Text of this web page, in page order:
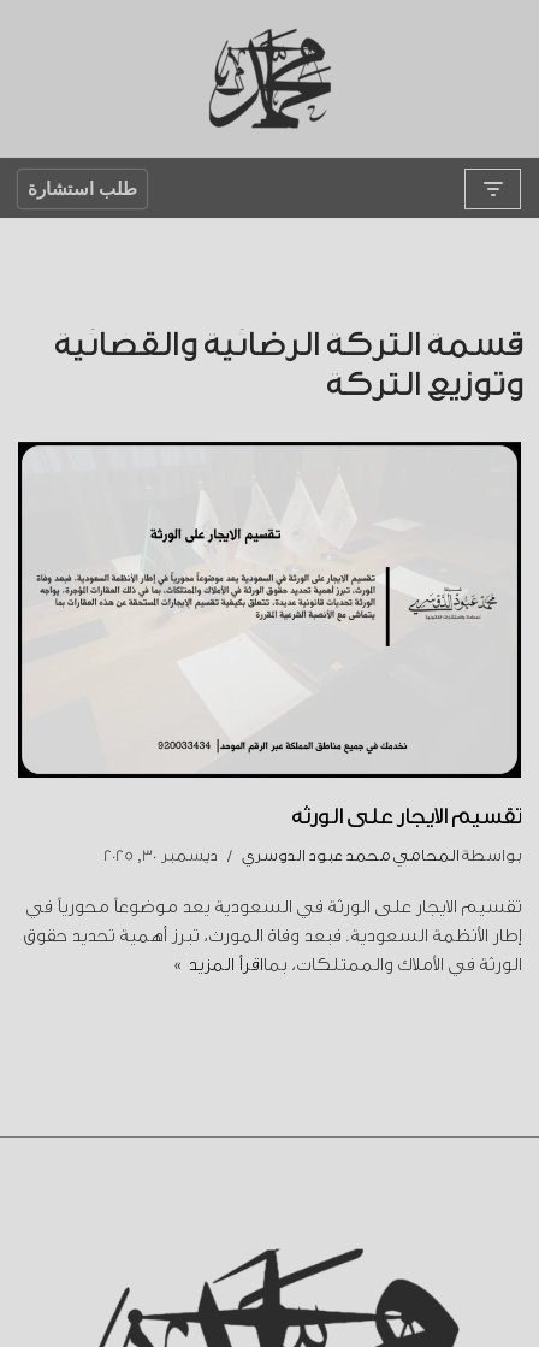
طلب استشارة
قسمة التركة الرضائية والقضائية
وتوزيع التركة
تقسيم الايجار على الورثة
بواسطة المحامي محمد عبود الدوسري ديسمبر 30, 2025
تقسيم الايجار على الورثة في السعودية يعد موضوعاً محورياً في
إطار الأنظمة السعودية. فبعد وفاة المورث، تبرز أهمية تحديد حقوق
الورثة في الأملاك والممتلكات، بما اقرأ المزيد »